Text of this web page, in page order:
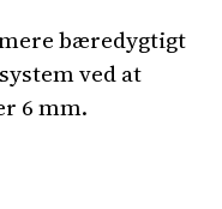
bæredygtigt
ved at
6 mm.